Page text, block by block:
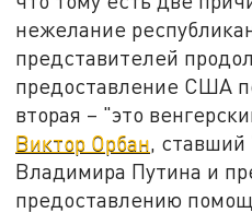
нежелание
представителей
предоставление США
вторая – "это
Виктор Орбан, ставший
Владимира Путина и
предоставлению